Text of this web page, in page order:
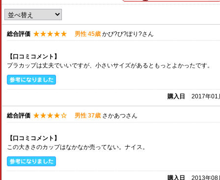
総合評価 男性 45歳 かび?び?ぽり?さん
【口コミコメント】
プラカップは丈夫でいいですが、小さいサイズがあるともっとよかったです。
購入日 2017年01
総合評価 男性 37歳 さかあつさん
【口コミコメント】
この大きさのカップはなかなか売ってない。ナイス。
購入日 2013年08